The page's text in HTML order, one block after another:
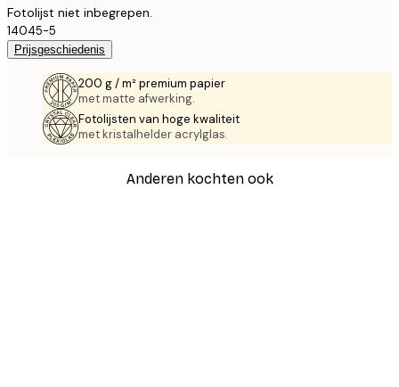
Fotolijst niet inbegrepen.
14045-5
Prijsgeschiedenis
200 g / m² premium papier
met matte afwerking.
Fotolijsten van hoge kwaliteit
met kristalhelder acrylglas.
Anderen kochten ook